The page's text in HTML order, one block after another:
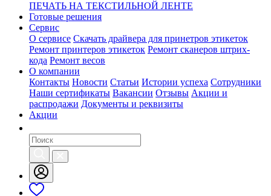
ПЕЧАТЬ НА ТЕКСТИЛЬНОЙ ЛЕНТЕ
Готовые решения
Сервис
О сервисе Скачать драйвера для принетров этикеток
Ремонт принтеров этикеток Ремонт сканеров штрих-
кода Ремонт весов
О компании
Контакты Новости Статьи Истории успеха Сотрудники
Наши сертификаты Вакансии Отзывы Акции и
распродажи Документы и реквизиты
Акции